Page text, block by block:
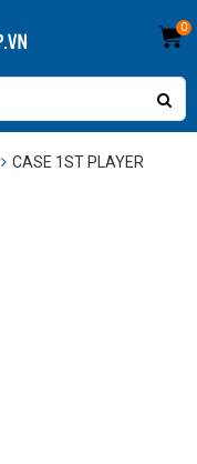
0
CASE 1ST PLAYER